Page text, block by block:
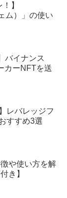
】
ム）」の使い
バイナンス
カーNFTを送
レバレッジフ
すすめ3選
や使い方を解
き】